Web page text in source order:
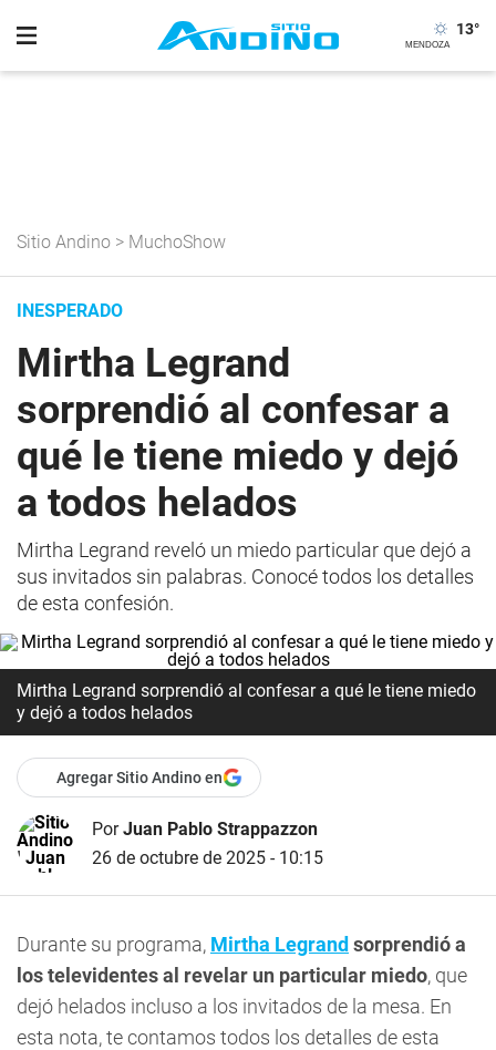
13°
Sitio Andino > MuchoShow
INESPERADO
Mirtha Legrand
sorprendió al confesar a
qué le tiene miedo y dejó
a todos helados
Mirtha Legrand reveló un miedo particular que dejó a
sus invitados sin palabras. Conocé todos los detalles
de esta confesión.
Mirtha Legrand sorprendió al confesar a qué le tiene miedo
y dejó a todos helados
Agregar Sitio Andino en
PorJuan Pablo Strappazzon
26 de octubre de 2025 - 10:15
Durante su programa, Mirtha Legrand sorprendió a
los televidentes al revelar un particular miedo, que
dejó helados incluso a los invitados de la mesa. En
esta nota, te contamos todos los detalles de esta